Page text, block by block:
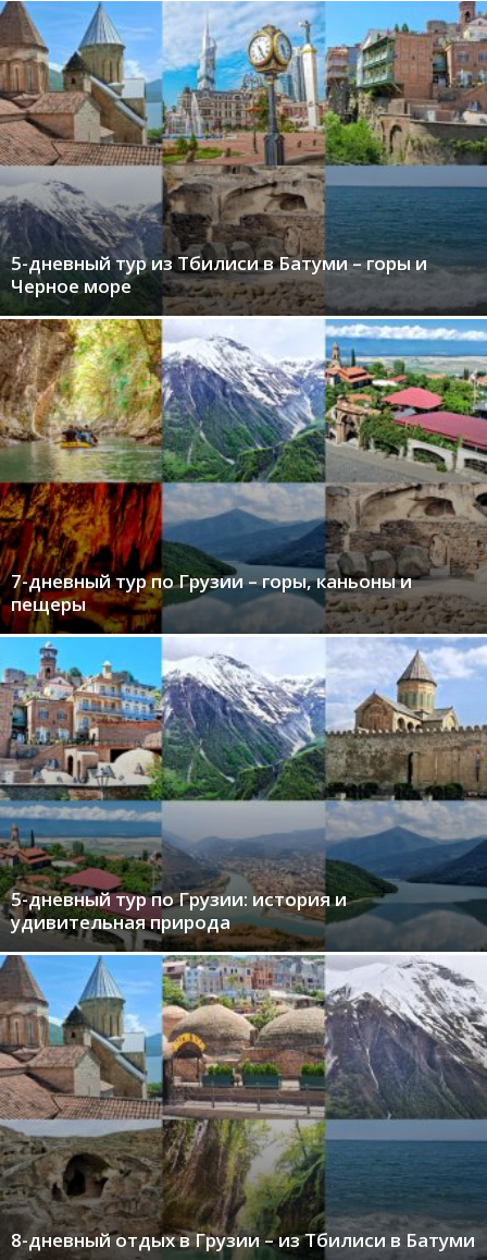
5-дневный тур из Тбилиси в Батуми – горы и
Черное море
7-дневный тур по Грузии – горы, каньоны и
пещеры
5-дневный тур по Грузии: история и
удивительная природа
8-дневный отдых в Грузии – из Тбилиси в Батуми